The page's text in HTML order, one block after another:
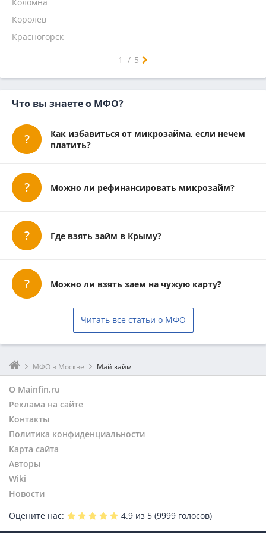
Микроклад
Королев
Красногорск
1 / 5
Что вы знаете о МФО?
Как избавиться от микрозайма, если нечем
платить?
Можно ли рефинансировать микрозайм?
Где взять займ в Крыму?
Можно ли взять заем на чужую карту?
Читать все статьи о МФО
МФО в Москве Май займ
О Mainfin.ru
Реклама на сайте
Контакты
Политика конфиденциальности
Карта сайта
Авторы
Wiki
Новости
Оцените нас:
4.9 из 5 (9999 голосов)